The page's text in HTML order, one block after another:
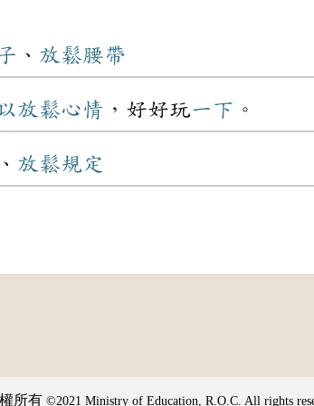
、 放鬆腰帶
放鬆心情 ，好好玩一下 。
、 放鬆規定
所有 ©2021 Ministry of Education, R.O.C. All rights